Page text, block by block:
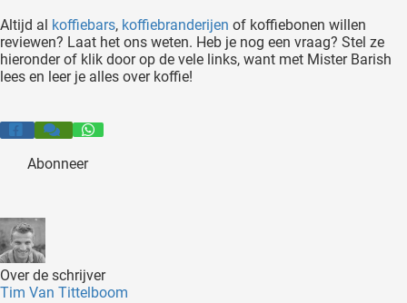
Altijd al koffiebars, koffiebranderijen of koffiebonen willen
reviewen? Laat het ons weten. Heb je nog een vraag? Stel ze
hieronder of klik door op de vele links, want met Mister Barish
lees en leer je alles over koffie!
Abonneer
Over de schrijver
Tim Van Tittelboom